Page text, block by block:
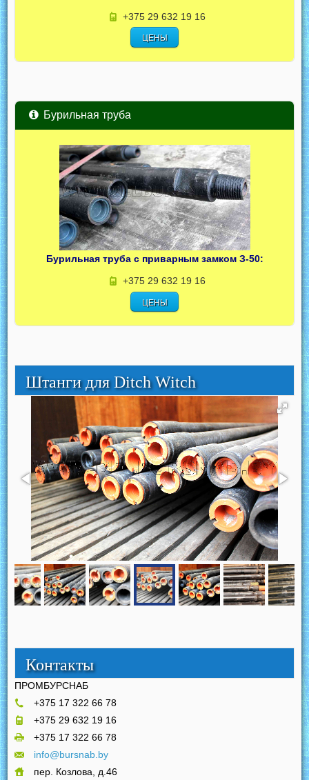
+375 29 632 19 16
ЦЕНЫ
Бурильная труба
Бурильная труба с приварным замком З-50:
+375 29 632 19 16
ЦЕНЫ
Штанги для Ditch Witch
Контакты
ПРОМБУРСНАБ
+375 17 322 66 78
+375 29 632 19 16
+375 17 322 66 78
info@bursnab.by
пер. Козлова, д.46